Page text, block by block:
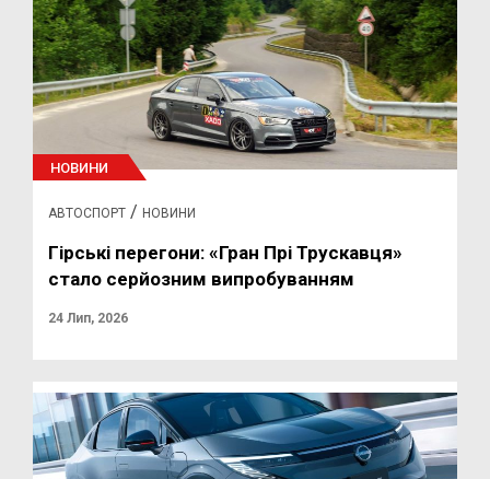
НОВИНИ
АВТОСПОРТ / НОВИНИ
Гірські перегони: «Гран Прі Трускавця»
стало серйозним випробуванням
24 Лип, 2026